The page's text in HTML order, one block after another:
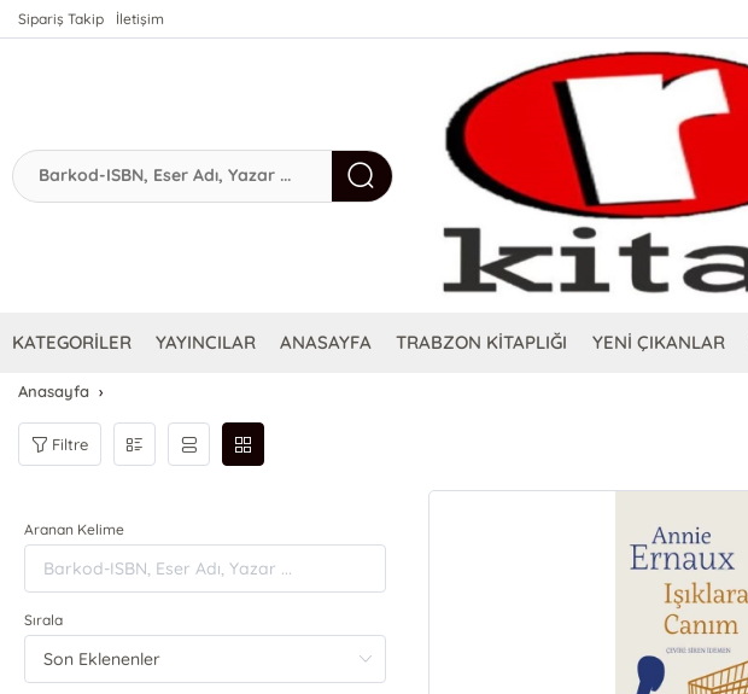
Sipariş Takip İletişim
KATEGORİLER YAYINCILAR ANASAYFA TRABZON KİTAPLIĞI YENİ ÇIKANLAR
Anasayfa
Filtre
Aranan Kelime
Sırala